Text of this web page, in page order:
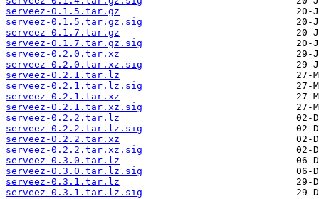
serveez-0.1.5.tar.gz
serveez-0.1.5.tar.gz.sig
serveez-0.1.7.tar.gz
serveez-0.1.7.tar.gz.sig
serveez-0.2.0.tar.xz
serveez-0.2.0.tar.xz.sig
serveez-0.2.1.tar.lz
serveez-0.2.1.tar.lz.sig
serveez-0.2.1.tar.xz
serveez-0.2.1.tar.xz.sig
serveez-0.2.2.tar.lz
serveez-0.2.2.tar.lz.sig
serveez-0.2.2.tar.xz
serveez-0.2.2.tar.xz.sig
serveez-0.3.0.tar.lz
serveez-0.3.0.tar.lz.sig
serveez-0.3.1.tar.lz
serveez-0.3.1.tar.lz.sig